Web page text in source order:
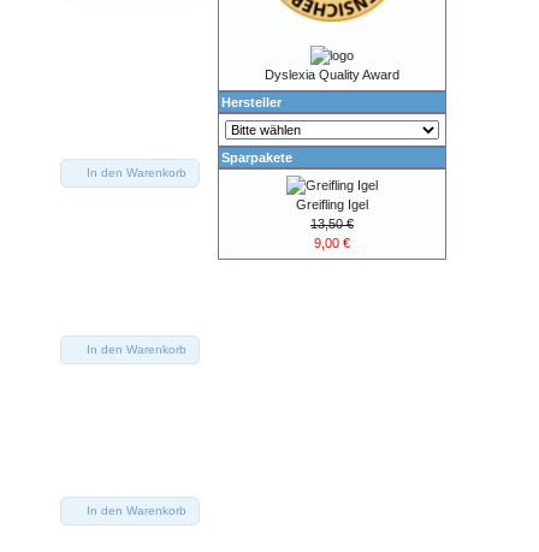
In den Warenkorb
In den Warenkorb
In den Warenkorb
Dyslexia Quality Award
Hersteller
Sparpakete
Greifling Igel
13,50 €
9,00 €